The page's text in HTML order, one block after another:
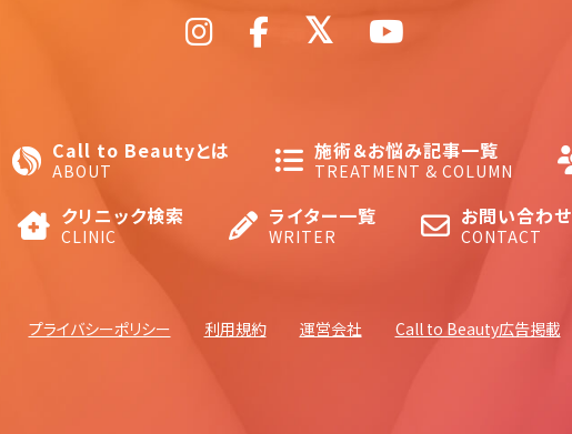
Call to Beautyとは
ABOUT
施術＆お悩み記事一覧
TREATMENT & COLUMN
クリニック検索
CLINIC
ライター一覧
WRITER
お問い合わせ
CONTACT
プライバシーポリシー 利用規約 運営会社 Call to Beauty広告掲載